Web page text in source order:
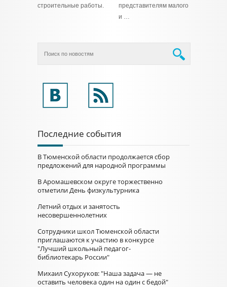
строительные работы.
представителям малого
и …
Последние события
В Тюменской области продолжается сбор
предложений для народной программы
В Аромашевском округе торжественно
отметили День физкультурника
Летний отдых и занятость
несовершеннолетних
Сотрудники школ Тюменской области
приглашаются к участию в конкурсе
"Лучший школьный педагог-
библиотекарь России"
Михаил Сухоруков: "Наша задача — не
оставить человека один на один с бедой"